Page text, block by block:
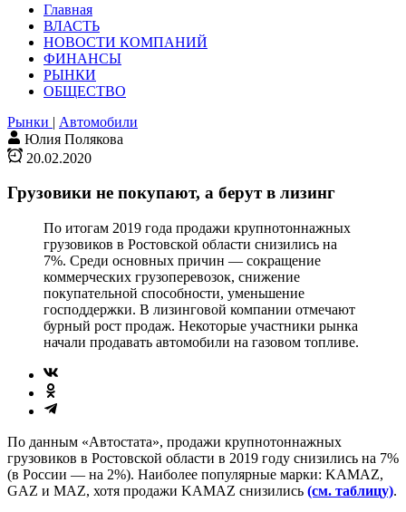
Главная
ВЛАСТЬ
НОВОСТИ КОМПАНИЙ
ФИНАНСЫ
РЫНКИ
ОБЩЕСТВО
Рынки | Автомобили
Юлия Полякова
20.02.2020
Грузовики не покупают, а берут в лизинг
По итогам 2019 года продажи крупнотоннажных
грузовиков в Ростовской области снизились на
7%. Среди основных причин — сокращение
коммерческих грузоперевозок, снижение
покупательной способности, уменьшение
господдержки. В лизинговой компании отмечают
бурный рост продаж. Некоторые участники рынка
начали продавать автомобили на газовом топливе.
По данным «Автостата», продажи крупнотоннажных
грузовиков в Ростовской области в 2019 году снизились на 7%
(в России — на 2%). Наиболее популярные марки: KAMAZ,
GAZ и MAZ, хотя продажи KAMAZ снизились (см. таблицу).